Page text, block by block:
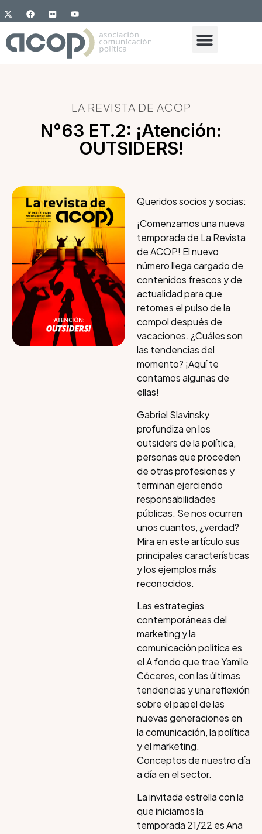
LA REVISTA DE ACOP
N°63 ET.2: ¡Atención:
OUTSIDERS!
Queridos socios y socias:
¡Comenzamos una nueva
temporada de La Revista
de ACOP! El nuevo
número llega cargado de
contenidos frescos y de
actualidad para que
retomes el pulso de la
compol después de
vacaciones. ¿Cuáles son
las tendencias del
momento? ¡Aquí te
contamos algunas de
ellas!
Gabriel Slavinsky
profundiza en los
outsiders de la política,
personas que proceden
de otras profesiones y
terminan ejerciendo
responsabilidades
públicas. Se nos ocurren
unos cuantos, ¿verdad?
Mira en este artículo sus
principales características
y los ejemplos más
reconocidos.
Las estrategias
contemporáneas del
marketing y la
comunicación política es
el A fondo que trae Yamile
Cóceres, con las últimas
tendencias y una reflexión
sobre el papel de las
nuevas generaciones en
la comunicación, la política
y el marketing.
Conceptos de nuestro día
a día en el sector.
La invitada estrella con la
que iniciamos la
temporada 21/22 es Ana